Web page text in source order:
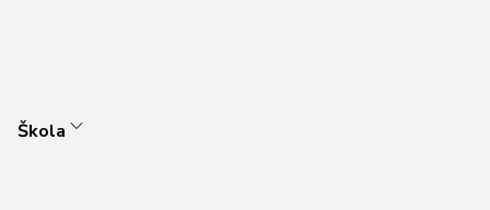
Škola